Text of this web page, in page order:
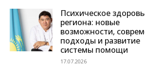
Психическое
региона: новые
возможности,
подходы и развитие
системы помощи
17.07.2026